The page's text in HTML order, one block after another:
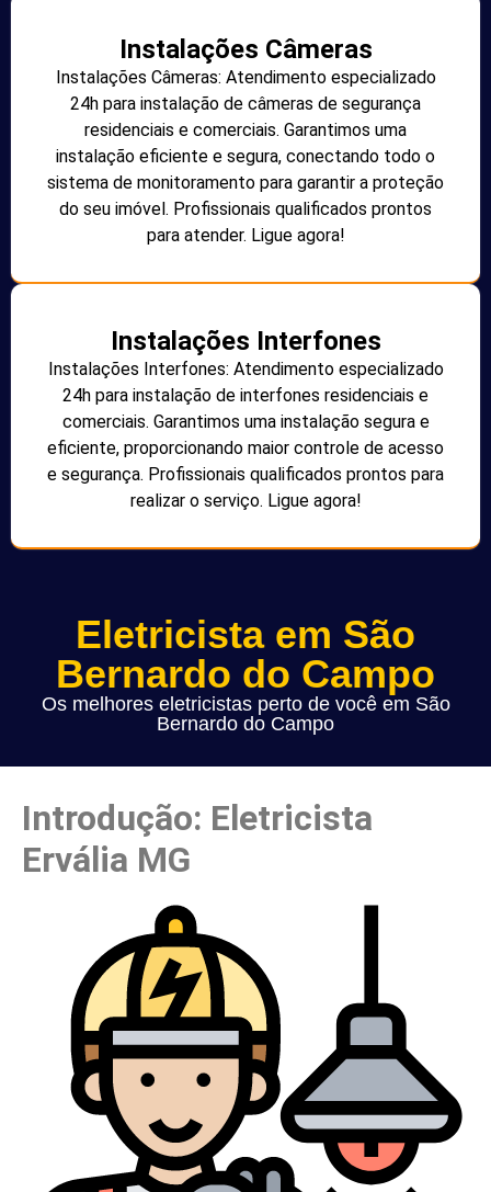
Instalações Câmeras
Instalações Câmeras: Atendimento especializado
24h para instalação de câmeras de segurança
residenciais e comerciais. Garantimos uma
instalação eficiente e segura, conectando todo o
sistema de monitoramento para garantir a proteção
do seu imóvel. Profissionais qualificados prontos
para atender. Ligue agora!
Instalações Interfones
Instalações Interfones: Atendimento especializado
24h para instalação de interfones residenciais e
comerciais. Garantimos uma instalação segura e
eficiente, proporcionando maior controle de acesso
e segurança. Profissionais qualificados prontos para
realizar o serviço. Ligue agora!
Eletricista em São
Bernardo do Campo
Os melhores eletricistas perto de você em São
Bernardo do Campo
Introdução: Eletricista
Ervália MG